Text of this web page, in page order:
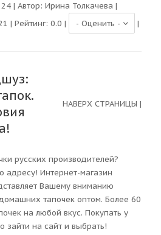
24 | Автор: Ирина Толкачева |
| Рейтинг: 0.0 |
|
НАВЕРХ СТРАНИЦЫ |
русских производителей?
адресу! Интернет-магазин
Вашему вниманию
тапочек оптом. Более 60
на любой вкус. Покупать у
зайти на сайт и выбрать!